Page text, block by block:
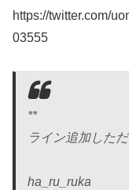
https://twitter.com/
03555
**
ライン追加した
ha_ru_ruka